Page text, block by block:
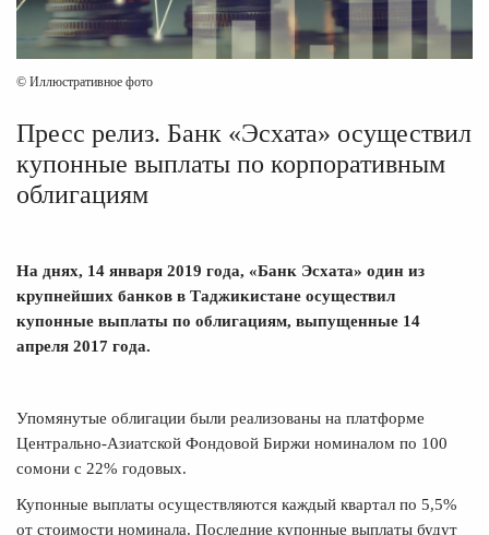
© Иллюстративное фото
Пресс релиз. Банк «Эсхата» осуществил
купонные выплаты по корпоративным
облигациям
На днях, 14 января 2019 года, «Банк Эсхата» один из
крупнейших банков в Таджикистане осуществил
купонные выплаты по облигациям, выпущенные 14
апреля 2017 года.
Упомянутые облигации были реализованы на платформе
Центрально-Азиатской Фондовой Биржи номиналом по 100
сомони с 22% годовых.
Купонные выплаты осуществляются каждый квартал по 5,5%
от стоимости номинала. Последние купонные выплаты будут